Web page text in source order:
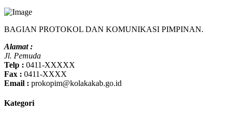
BAGIAN PROTOKOL DAN KOMUNIKASI PIMPINAN.
Alamat :
Jl. Pemuda
Telp : 0411-XXXXX
Fax : 0411-XXXX
Email : prokopim@kolakakab.go.id
Kategori